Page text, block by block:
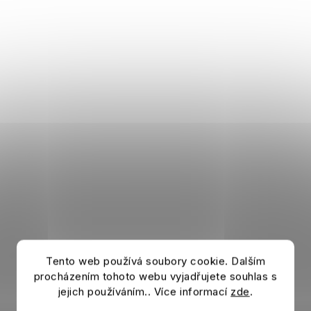
Tento web používá soubory cookie. Dalším
procházením tohoto webu vyjadřujete souhlas s
jejich používáním.. Více informací zde.